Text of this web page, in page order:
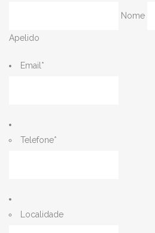
Nome
Apelido
Email *
Telefone*
Localidade